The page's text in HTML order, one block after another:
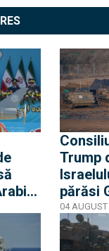
Trump
părăsi
Hamas
04